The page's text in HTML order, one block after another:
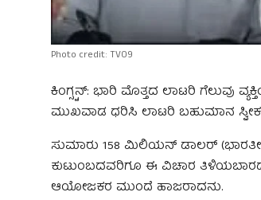
Photo credit: TV09
ಕಿಂಗ್ಸ್ಟನ್: ಭಾರಿ ಮೊತ್ತದ ಲಾಟರಿ ಗೆಲುವು
ಮುಖವಾಡ ಧರಿಸಿ ಲಾಟರಿ ಬಹುಮಾನ
ಸುಮಾರು 158 ಮಿಲಿಯನ್ ಡಾಲರ್‌ (ಭಾರತೀಯ
ಕುಟುಂಬದವರಿಗೂ ಈ ವಿಚಾರ
ಆಯೋಜಕರ ಮುಂದೆ ಹಾಜರಾದನು.